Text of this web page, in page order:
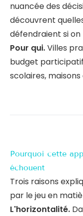
nuancée des
découvrent
défendraient si on
Pour qui.Villes
budget
scolaires,
Pourquoi cette
échouent
Trois raisons
par le jeu en
L'horizontalité.